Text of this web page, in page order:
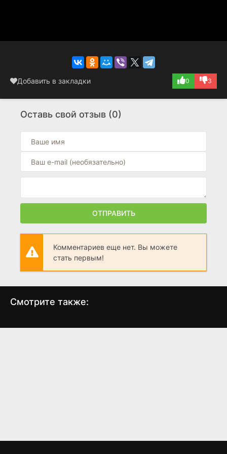
Добавить в закладки 0 3
Оставь свой отзыв (0)
ОТПРАВИТЬ
Комментариев еще нет. Вы можете
стать первым!
Смотрите также:
Если твоя девушка –
Квартира 212